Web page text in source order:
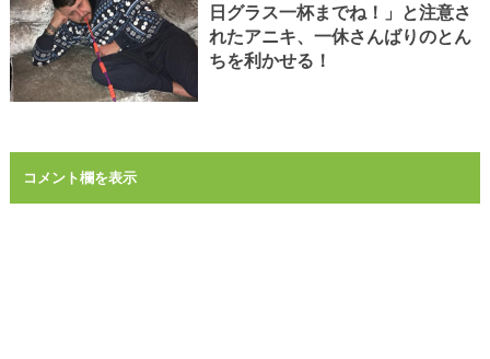
日グラス一杯までね！」と注意さ
れたアニキ、一休さんばりのとん
ちを利かせる！
コメント欄を表示